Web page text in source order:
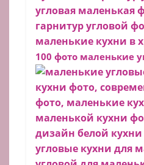
100 фото маленькие